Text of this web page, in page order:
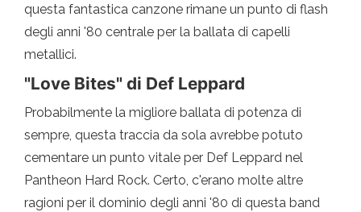
questa fantastica canzone rimane un punto di flash
degli anni '80 centrale per la ballata di capelli
metallici.
"Love Bites" di Def Leppard
Probabilmente la migliore ballata di potenza di
sempre, questa traccia da sola avrebbe potuto
cementare un punto vitale per Def Leppard nel
Pantheon Hard Rock. Certo, c'erano molte altre
ragioni per il dominio degli anni '80 di questa band